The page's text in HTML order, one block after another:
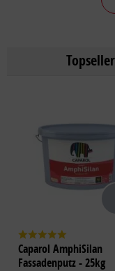
Topseller
Caparol AmphiSilan
Fassadenputz - 25kg